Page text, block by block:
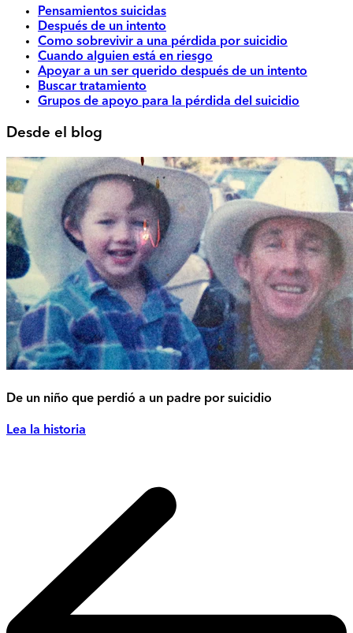
Pensamientos suicidas
Después de un intento
Como sobrevivir a una pérdida por suicidio
Cuando alguien está en riesgo
Apoyar a un ser querido después de un intento
Buscar tratamiento
Grupos de apoyo para la pérdida del suicidio
Desde el blog
De un niño que perdió a un padre por suicidio
Lea la historia